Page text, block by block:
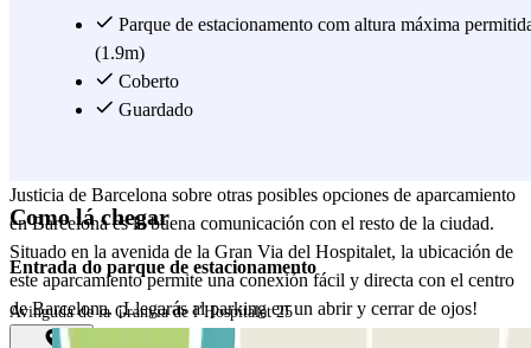
Justiciade Barcelona está disponible todos los días de la
semana, ¡las 24 horas! Además, el parking Indigo Justicia de
Barcelona dispone de diferentes instalaciones como aseos,
accesibilidad para personas con discapacidad y servicio de arranque
Justicia de Barcelona sobre otras posibles opciones de aparcamiento
en Barcelona es la buena comunicación con el resto de la ciudad.
Situado en la avenida de la Gran Via del Hospitalet, la ubicación de
este aparcamiento permite una conexión fácil y directa con el centro
de Barcelona. ¡Llegarás al parking en un abrir y cerrar de ojos!
Además, el parking Indigo Justicia de Barcelona cuenta con una
Parque de estacionamento com altura máxima
(1.9m)
Coberto
Guardado
Como lá chegar
Entrada do parque de estacionamento
Avinguda de la Granvia de l’Hospitalet 25